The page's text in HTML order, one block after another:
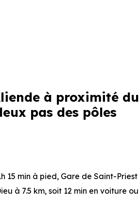
à proximité du
pas des pôles
15 min à pied, Gare de Saint-Priest
à 7.5 km, soit 12 min en voiture